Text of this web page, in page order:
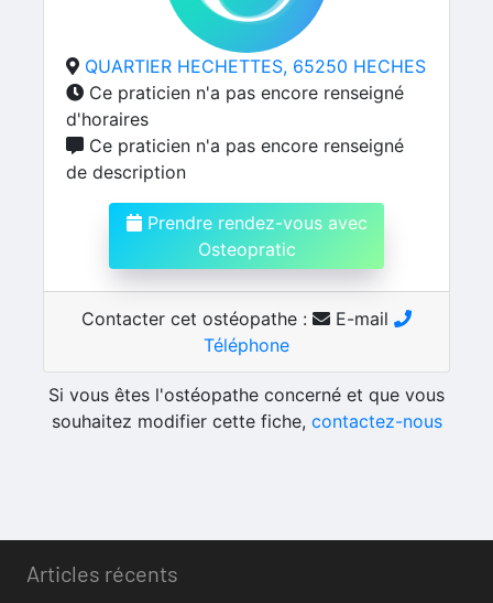
QUARTIER HECHETTES, 65250 HECHES
Ce praticien n'a pas encore renseigné
d'horaires
Ce praticien n'a pas encore renseigné
de description
Prendre rendez-vous avec
Osteopratic
Contacter cet ostéopathe :
E-mail
Téléphone
Si vous êtes l'ostéopathe concerné et que vous
souhaitez modifier cette fiche, contactez-nous
Articles récents